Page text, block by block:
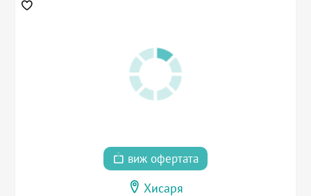
виж офертата
Хисаря